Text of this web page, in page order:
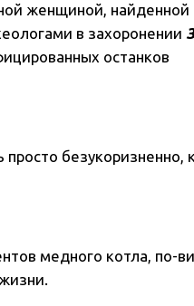
женщиной, найденной
в захоронении
останков
просто безукоризненно,
медного котла, по-